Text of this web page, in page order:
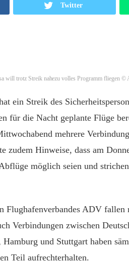
Twitter
will trotz Streik nahezu volles Programm fliegen ©
ein Streik des
für die Nacht geplante Flüge
mehrere
zudem Hinweise, dass am
möglich seien und
Flughafenverbandes ADV
Verbindungen zwischen
und Stuttgart haben
Teil aufrechterhalten.